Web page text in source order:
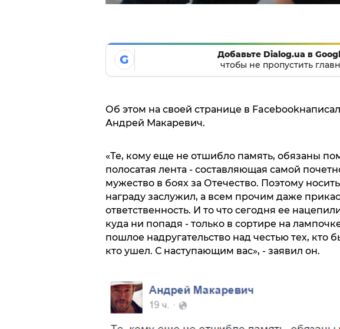
G
Добавьте Dialog.ua в
чтобы не пропустить
Об этом на своей странице в
Андрей Макаревич.
«Те, кому еще не отшибло память, обязаны
полосатая лента - составляющая самой
мужество в боях за Отечество. Поэтому
награду заслужил, а всем прочим даже
ответственность. И то что сегодня ее
куда ни попадя - только в сортире на
пошлое надругательство над честью тех, кто
кто ушел. С наступающим вас», - заявил он.